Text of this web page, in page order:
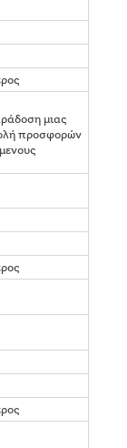
μιας
προσφορών